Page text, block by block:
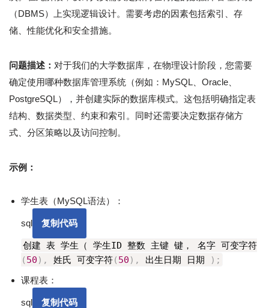
（DBMS）上实现逻辑设计。需要考虑的因素包括索引、存
储、性能优化和安全措施。
问题描述： 对于我们的大学数据库，在物理设计阶段，您需要
确定使用哪种数据库管理系统（例如：MySQL、Oracle、
PostgreSQL），并创建实际的数据库模式。这包括明确指定表
结构、数据类型、约束和索引。同时还需要决定数据存储方
式、分区策略以及访问控制。
示例：
学生表（MySQL语法）：
sql 复制代码
创建 表 学生（ 学生ID 整数 主键 键， 名字 可变字符
( 50 ) , 姓氏 可变字符( 50 ) , 出生日期 日期 ) ;
课程表：
sql 复制代码